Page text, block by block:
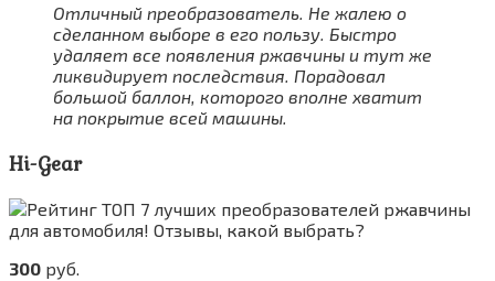
Отличный преобразователь. Не жалею о
сделанном выборе в его пользу. Быстро
удаляет все появления ржавчины и тут же
ликвидирует последствия. Порадовал
большой баллон, которого вполне хватит
на покрытие всей машины.
Hi-Gear
300 руб.